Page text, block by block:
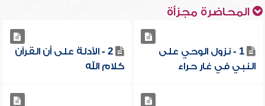
المحاضرة مجزأة
1 - نزول الوحي على
النبي في غار حراء
2 - الأدلة على أن القرآن
كلام الله